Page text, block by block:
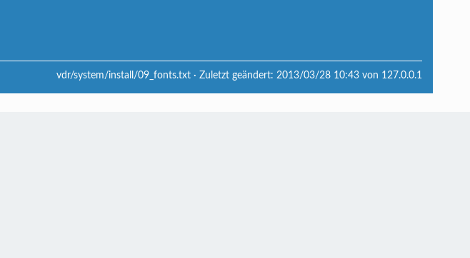
vdr/system/install/09_fonts.txt · Zuletzt geändert:2013/03/28 10:43 von 127.0.0.1